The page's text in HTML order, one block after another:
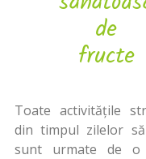
de
fructe
Toate activitățile
din timpul zilelor
sunt urmate de o